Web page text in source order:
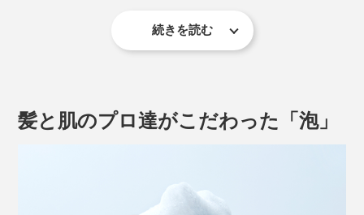
レンジやゼラニウム、落ち着いたラベンダーやパチュリ
を中心に、天然のオイルをブレンドしています。
したり、なんて煩わしさとも、さようなら。
シャンプー1本で、頭からつま先まで、シームレスな動
見た目は透明、目立った香りもない、ごく普通のシャン
続きを読む
髪と肌のプロ達がこだわった「泡」